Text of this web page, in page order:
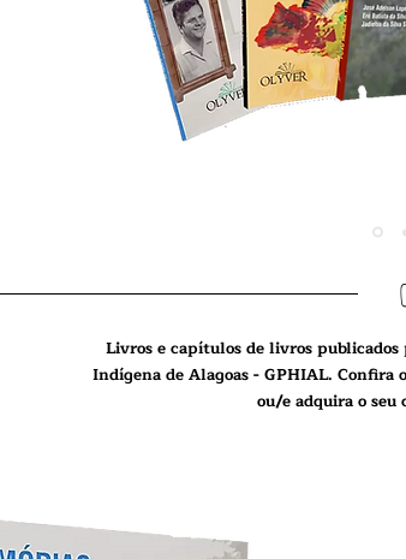
Livros e capítulos de livros
Indígena de Alagoas - GPHIAL. Confira
ou/e adquira o seu